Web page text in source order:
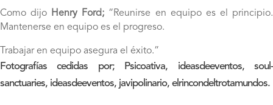
Como dijo Henry Ford; “Reunirse en equipo es el principio.
Mantenerse en equipo es el progreso.
Trabajar en equipo asegura el éxito.”
Fotografías cedidas por; Psicoativa, ideasdeeventos, soul-
sanctuaries, ideasdeeventos, javipolinario, elrincondeltrotamundos.